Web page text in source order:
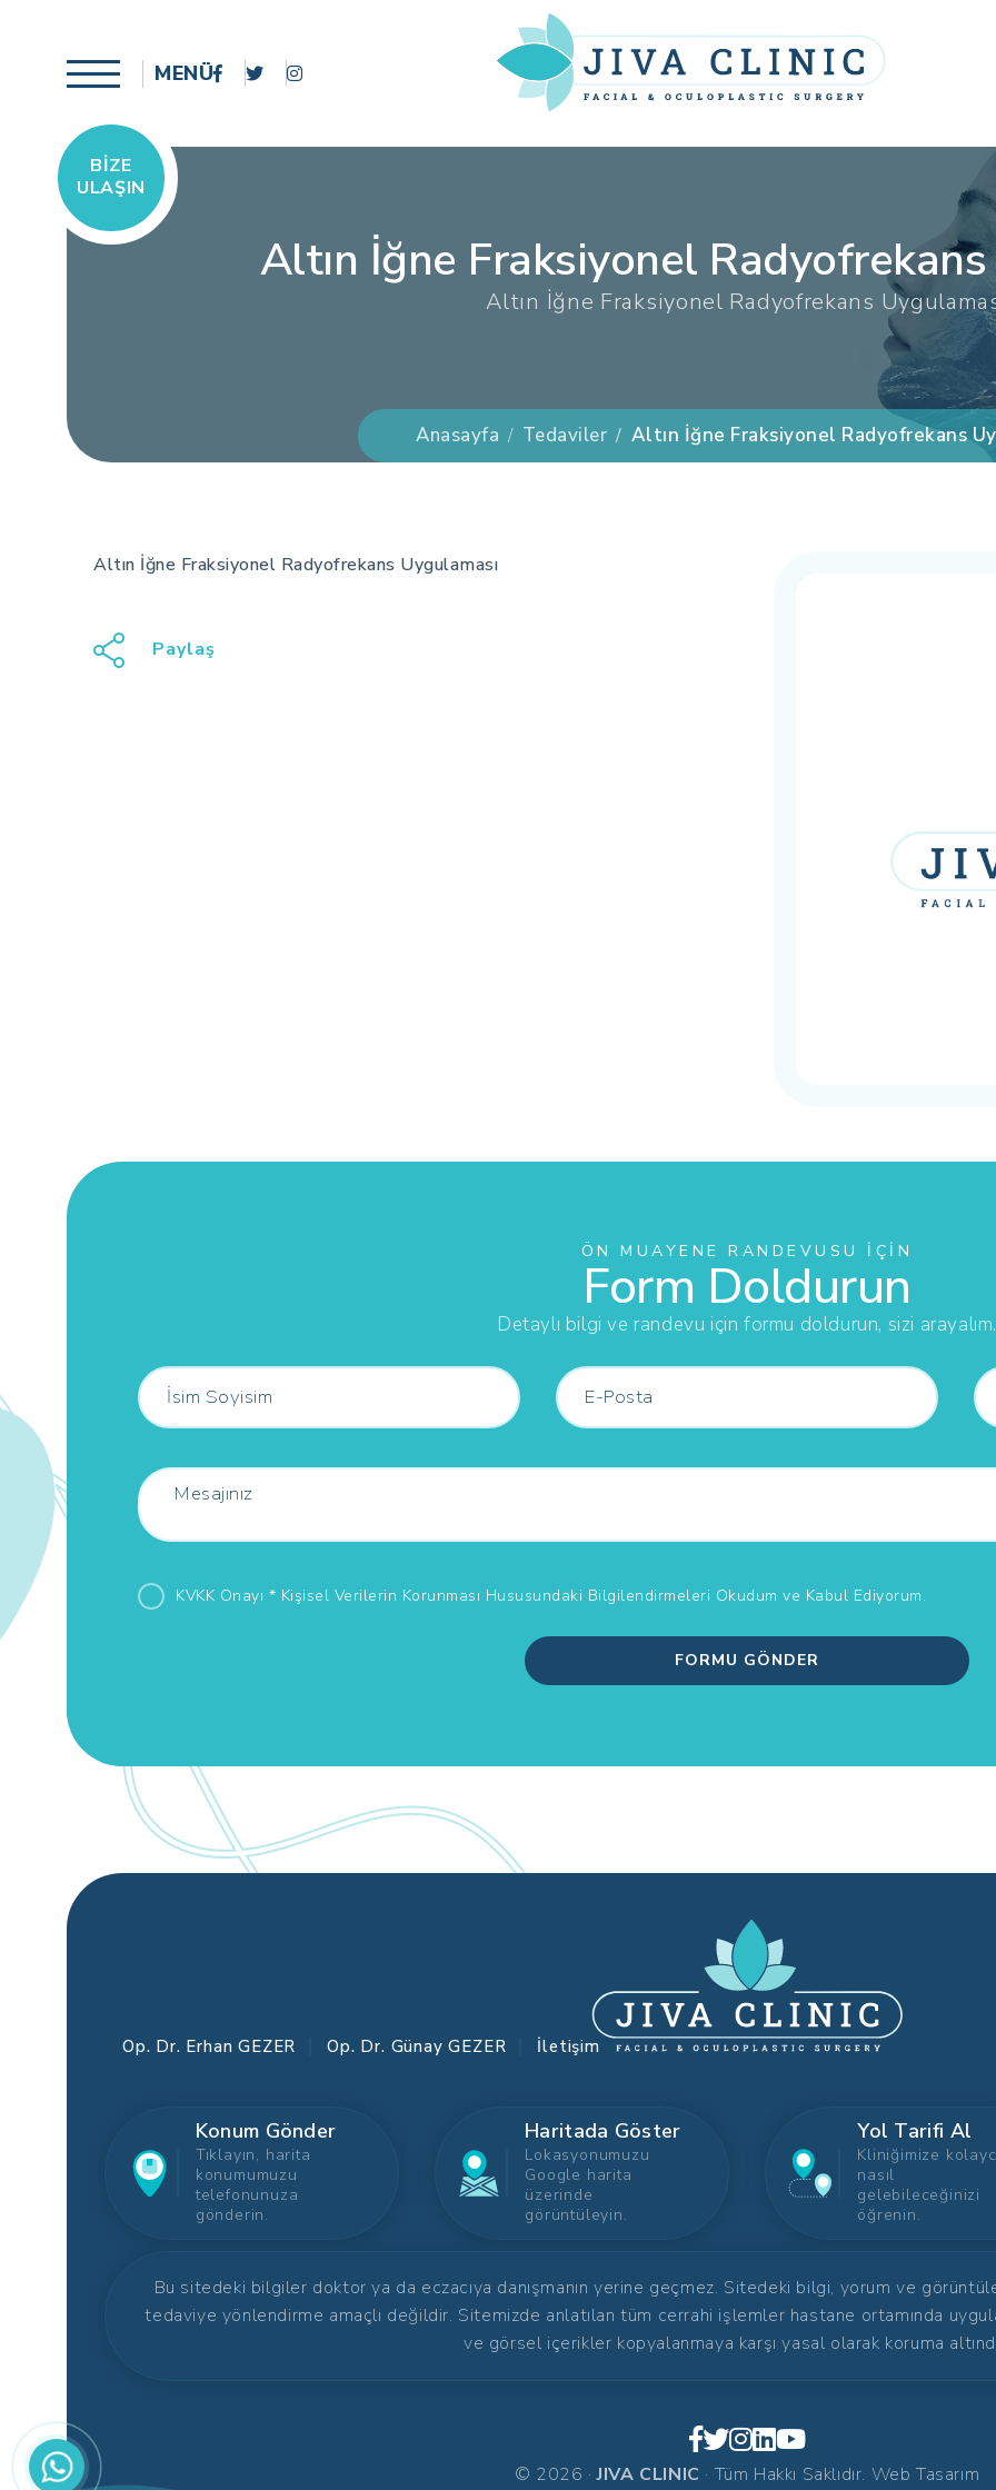
MENÜ
BIZE
ULAŞIN
Altın İğne Fraksiyonel Radyofrekans
Altın İğne Fraksiyonel Radyofrekans
Anasayfa Tedaviler Altın İğne Fraksiyonel Radyofrekans
Altın İğne Fraksiyonel Radyofrekans Uygulaması
Paylaş
ÖN MUAYENE RANDEVUSU İÇIN
Form Doldurun
Detaylı bilgi ve randevu için formu doldurun, sizi arayalım.
KVKK Onayı * Kişisel Verilerin Korunması Hususundaki Bilgilendirmeleri Okudum ve Kabul Ediyorum.
FORMU GÖNDER
Op. Dr. Erhan GEZER Op. Dr. Günay GEZER İletişim
Konum Gönder
Tıklayın, harita
konumumuzu
telefonunuza
gönderin.
Haritada Göster
Lokasyonumuzu
Google harita
üzerinde
görüntüleyin.
Yol Tarifi Al
Kliniğimize
nasıl
gelebileceğinizi
öğrenin.
Bu sitedeki bilgiler doktor ya da eczacıya danışmanın yerine geçmez. Sitedeki bilgi, yorum ve
tedaviye yönlendirme amaçlı değildir. Sitemizde anlatılan tüm cerrahi işlemler hastane ortamında
ve görsel içerikler kopyalanmaya karşı yasal olarak koruma
© 2026 ·JIVA CLINIC · Tüm Hakkı Saklıdır. Web Tasarım